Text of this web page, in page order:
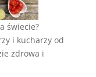
świecie?
i kucharzy od
zdrowa i